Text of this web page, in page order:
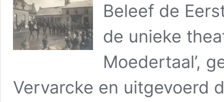
Beleef de
de unieke
Moedertaal’,
Vervarcke en uitgevoerd